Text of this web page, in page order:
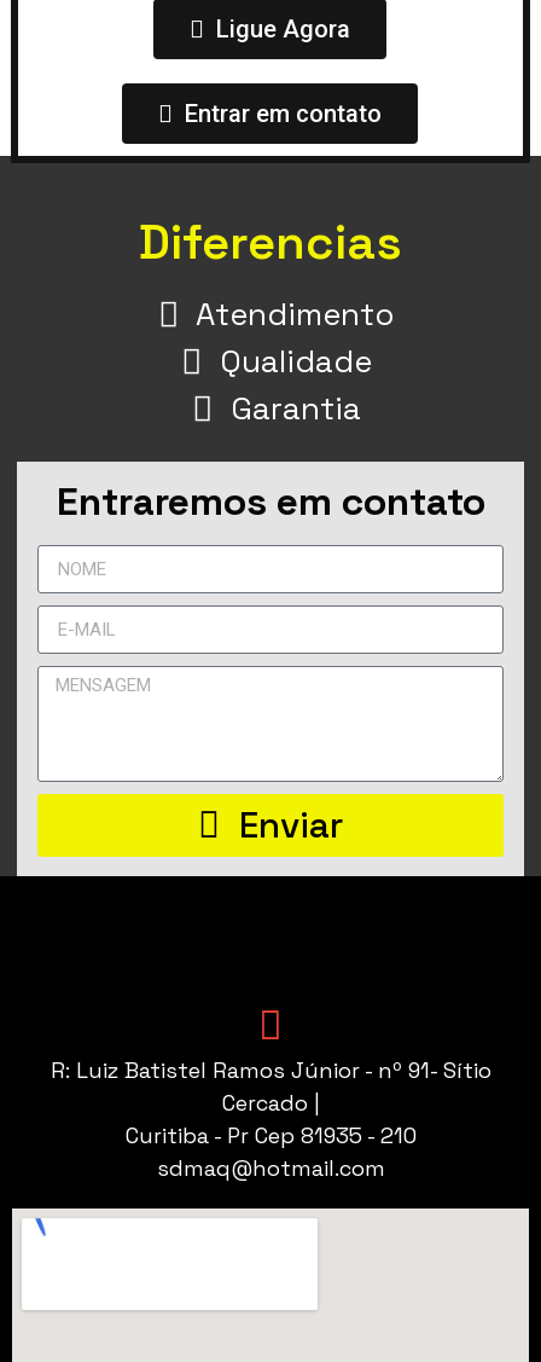
Ligue Agora
Entrar em contato
Diferencias
Atendimento
Qualidade
Garantia
Entraremos em contato
Enviar
R: Luiz Batistel Ramos Júnior - nº 91- Sítio
Cercado |
Curitiba - Pr Cep 81935 - 210
sdmaq@hotmail.com